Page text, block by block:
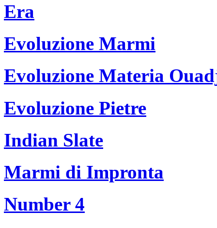
Era
Evoluzione Marmi
Evoluzione Materia
Evoluzione Pietre
Indian Slate
Marmi di Impronta
Number 4